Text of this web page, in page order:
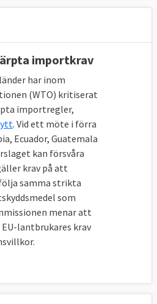
importkrav
har inom
(WTO) kritiserat
importregler,
. Vid ett möte i förra
Ecuador, Guatemala
kan försvåra
krav på att
samma strikta
som
menar att
lantbrukares krav